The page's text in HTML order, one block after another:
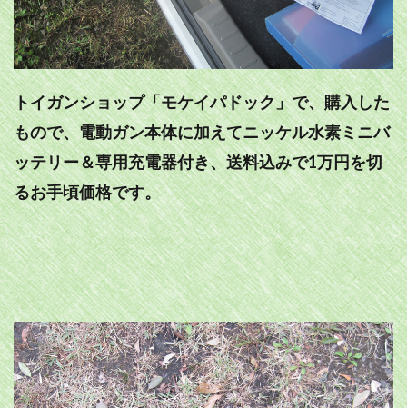
トイガンショップ「モケイパドック」で、購入した
もので、電動ガン本体に加えてニッケル水素ミニバ
ッテリー＆専用充電器付き、送料込みで1万円を切
るお手頃価格です。